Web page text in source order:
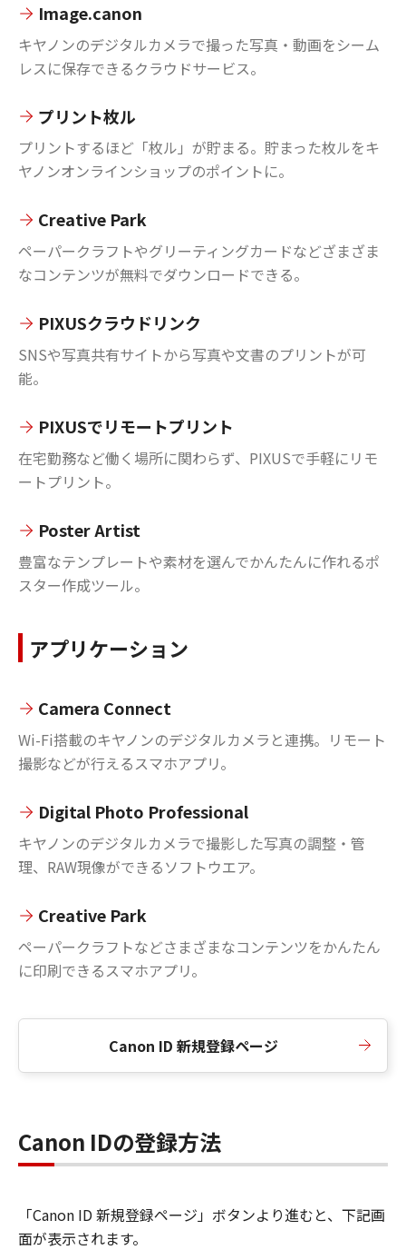
Image.canon
キヤノンのデジタルカメラで撮った写真・動画をシーム
レスに保存できるクラウドサービス。
プリント枚ル
プリントするほど「枚ル」が貯まる。貯まった枚ルをキ
ヤノンオンラインショップのポイントに。
Creative Park
ペーパークラフトやグリーティングカードなどざまざま
なコンテンツが無料でダウンロードできる。
PIXUSクラウドリンク
SNSや写真共有サイトから写真や文書のプリントが可
能。
PIXUSでリモートプリント
在宅勤務など働く場所に関わらず、PIXUSで手軽にリモ
ートプリント。
Poster Artist
豊富なテンプレートや素材を選んでかんたんに作れるポ
スター作成ツール。
アプリケーション
Camera Connect
Wi-Fi搭載のキヤノンのデジタルカメラと連携。リモート
撮影などが行えるスマホアプリ。
Digital Photo Professional
キヤノンのデジタルカメラで撮影した写真の調整・管
理、RAW現像ができるソフトウエア。
Creative Park
ペーパークラフトなどさまざまなコンテンツをかんたん
に印刷できるスマホアプリ。
Canon ID 新規登録ページ
Canon IDの登録方法
「Canon ID 新規登録ページ」ボタンより進むと、下記画
面が表示されます。